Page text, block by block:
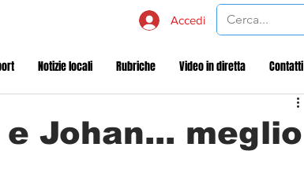
Accedi
Notizie locali Rubriche Video in diretta Contatti
Johan... meglio